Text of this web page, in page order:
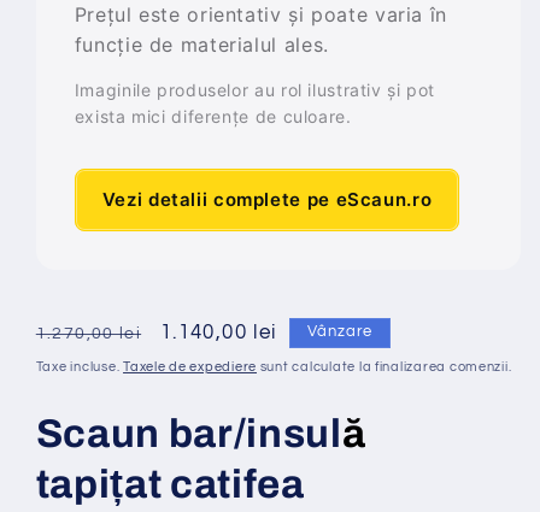
Prețul este orientativ și poate varia în
funcție de materialul ales.
Imaginile produselor au rol ilustrativ și pot
exista mici diferențe de culoare.
Vezi detalii complete pe eScaun.ro
Preț
obișnuit
1.270,00 lei
Preț
redus
1.140,00 lei Vânzare
Taxe incluse.Taxele de expediere sunt calculate la finalizarea comenzii.
Scaun bar/insulă
tapițat catifea